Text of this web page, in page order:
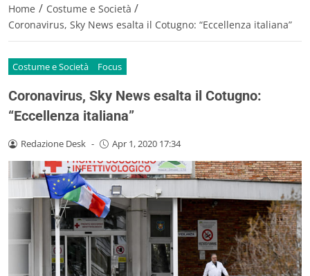
Home / Costume e Società /
Coronavirus, Sky News esalta il Cotugno: “Eccellenza italiana”
Costume e Società Focus
Coronavirus, Sky News esalta il Cotugno:
“Eccellenza italiana”
Redazione Desk - Apr 1, 2020 17:34